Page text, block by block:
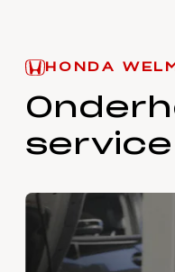
HONDA
service